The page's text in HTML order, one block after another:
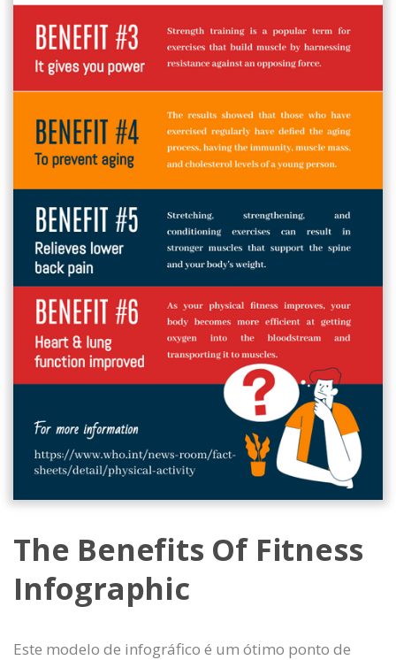
The Benefits Of Fitness
Infographic
Este modelo de infográfico é um ótimo ponto de